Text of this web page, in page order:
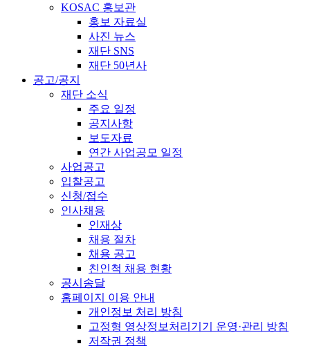
KOSAC 홍보관
홍보 자료실
사진 뉴스
재단 SNS
재단 50년사
공고/공지
재단 소식
주요 일정
공지사항
보도자료
연간 사업공모 일정
사업공고
입찰공고
신청/접수
인사채용
인재상
채용 절차
채용 공고
친인척 채용 현황
공시송달
홈페이지 이용 안내
개인정보 처리 방침
고정형 영상정보처리기기 운영·관리 방침
저작권 정책